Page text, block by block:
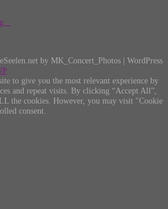
by MK_Concert_Photos | WordPress
to give you the most relevant experience by
and repeat visits. By clicking “Accept All”,
the cookies. However, you may visit "Cookie
consent.